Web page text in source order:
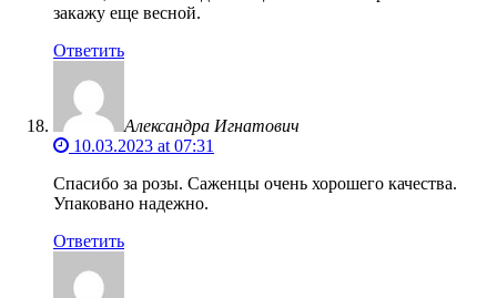
закажу еще весной.
Ответить
Александра Игнатович
10.03.2023 at 07:31
Спасибо за розы. Саженцы очень хорошего качества.
Упаковано надежно.
Ответить